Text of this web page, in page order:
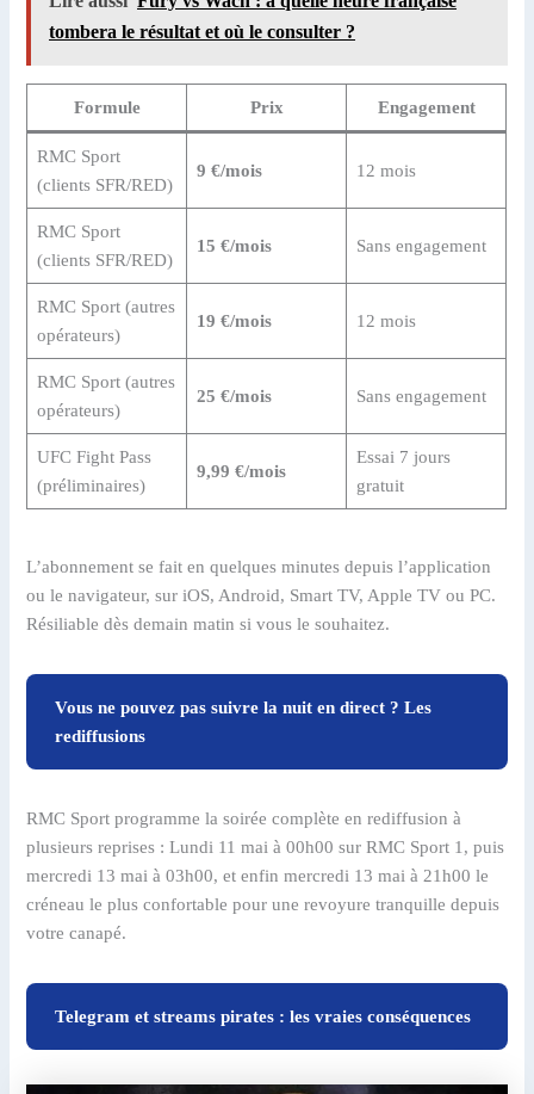
tombera le résultat et où le consulter ?
Formule Prix Engagement
RMC Sport
(clients SFR/RED)
9 €/mois 12 mois
RMC Sport
(clients SFR/RED)
15 €/mois Sans engagement
RMC Sport (autres
opérateurs)
19 €/mois 12 mois
RMC Sport (autres
opérateurs)
25 €/mois Sans engagement
UFC Fight Pass
(préliminaires)
9,99 €/mois
Essai 7 jours
gratuit
L’abonnement se fait en quelques minutes depuis l’application
ou le navigateur, sur iOS, Android, Smart TV, Apple TV ou PC.
Résiliable dès demain matin si vous le souhaitez.
Vous ne pouvez pas suivre la nuit en direct ? Les
rediffusions
RMC Sport programme la soirée complète en rediffusion à
plusieurs reprises : Lundi 11 mai à 00h00 sur RMC Sport 1, puis
mercredi 13 mai à 03h00, et enfin mercredi 13 mai à 21h00 le
créneau le plus confortable pour une revoyure tranquille depuis
votre canapé.
Telegram et streams pirates : les vraies conséquences